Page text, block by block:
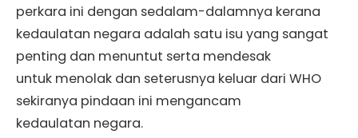
perkara ini dengan sedalam-dalamnya kerana
kedaulatan negara adalah satu isu yang sangat
penting dan menuntut serta mendesak
untuk menolak dan seterusnya keluar dari WHO
sekiranya pindaan ini mengancam
kedaulatan negara.